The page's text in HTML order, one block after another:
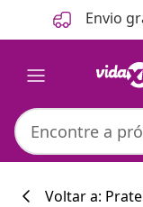
Anterior
Seguinte Envio
Voltar a: